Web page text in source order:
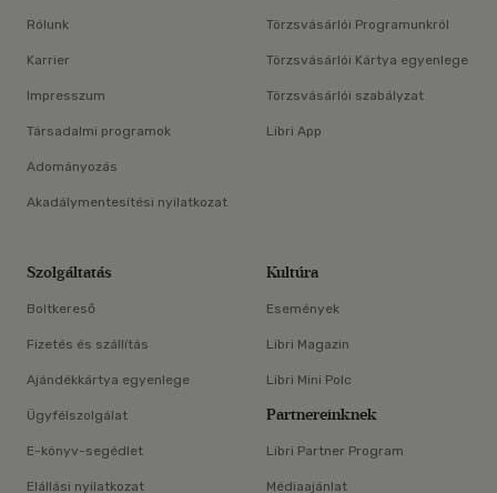
Rólunk
Karrier
Impresszum
Társadalmi programok
Adományozás
Akadálymentesítési nyilatkozat
Törzsvásárlói Programunkról
Törzsvásárlói Kártya egyenlege
Törzsvásárlói szabályzat
Libri App
Szolgáltatás
Boltkereső
Fizetés és szállítás
Ajándékkártya egyenlege
Ügyfélszolgálat
E-könyv-segédlet
Elállási nyilatkozat
Kultúra
Események
Libri Magazin
Libri Mini Polc
Partnereinknek
Libri Partner Program
Médiaajánlat